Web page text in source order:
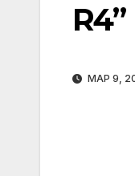
R4”
ΜΑΡ 9,